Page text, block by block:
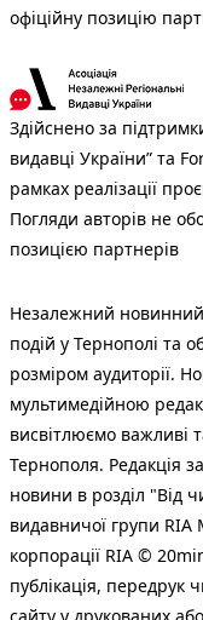
офіційну позицію
Здійснено за
видавці України” та
рамках реалізації
Погляди авторів не
позицією партнерів
Незалежний
подій у Тернополі та
розміром аудиторії.
мультимедійною
висвітлюємо важливі
Тернополя. Редакція
новини в розділ "Від
видавничої групи
корпорації RIA ©
публiкацiя, передрук